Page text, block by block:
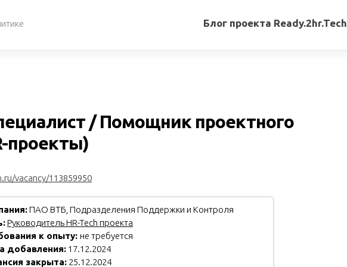
Блог проекта Ready.2hr.Tech
Авторские
/ Помощник проектного
проекты)
vacancy/113859950
ПАО ВТБ, Подразделения Поддержки и Контроля
Руководитель HR-Tech проекта
к опыту: не требуется
добавления: 17.12.2024
закрыта: 25.12.2024